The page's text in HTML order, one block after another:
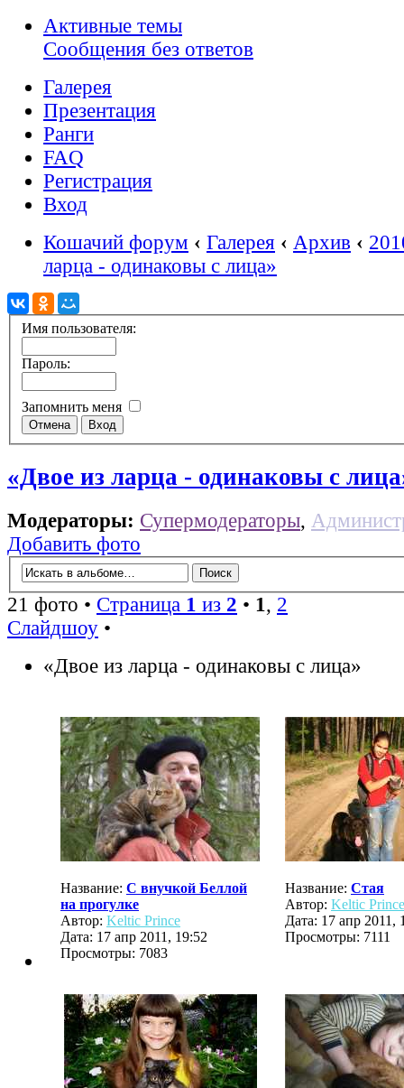
Активные темы
Сообщения без ответов
Галерея
Презентация
Ранги
FAQ
Регистрация
Вход
Кошачий форум ‹ Галерея ‹ Архив ‹
ларца - одинаковы с лица»
Имя пользователя:
Пароль:
Запомнить меня
«Двое из ларца - одинаковы с
Модераторы: Супермодераторы,
Добавить фото
21 фото • Страница 1 из 2 • 1, 2
Слайдшоу •
«Двое из ларца - одинаковы с лица»
Название: С внучкой Беллой
на прогулке
Автор: Keltic Prince
Дата: 17 апр 2011, 19:52
Просмотры: 7083
Название: Стая
Автор: Keltic Prince
Дата: 17 апр 2011,
Просмотры: 7111